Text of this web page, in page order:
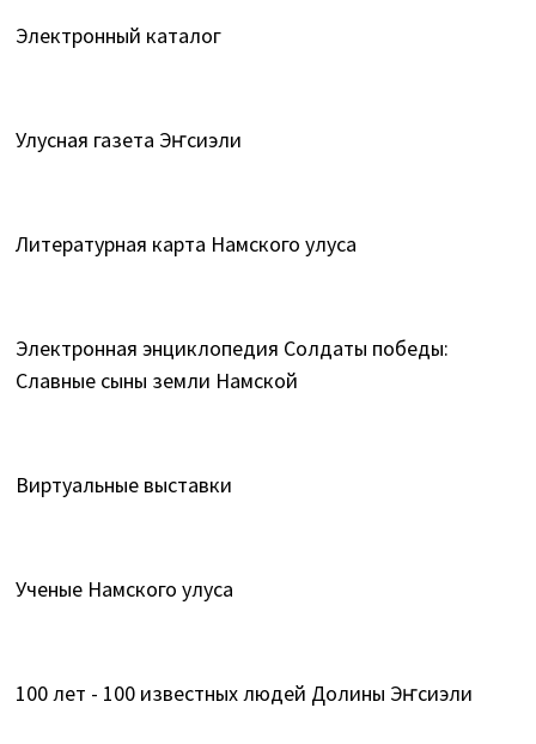
Электронный каталог
Улусная газета Эҥсиэли
Литературная карта Намского улуса
Электронная энциклопедия Солдаты победы:
Славные сыны земли Намской
Виртуальные выставки
Ученые Намского улуса
100 лет - 100 известных людей Долины Эҥсиэли